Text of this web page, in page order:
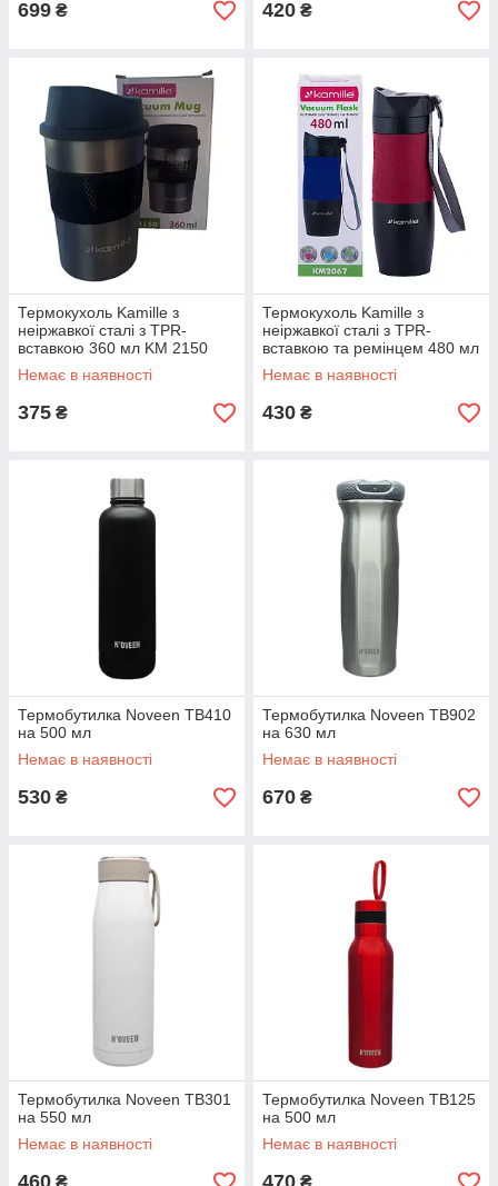
699 ₴ 420 ₴
Термокухоль Kamille з
неіржавкої сталі з TPR-
вставкою 360 мл KM 2150
Немає в наявності
375 ₴
Термокухоль Kamille з
неіржавкої сталі з TPR-
вставкою та ремінцем 480 мл
Немає в наявності
430 ₴
Термобутилка Noveen TB410
на 500 мл
Немає в наявності
530 ₴
Термобутилка Noveen TB902
на 630 мл
Немає в наявності
670 ₴
Термобутилка Noveen TB301
на 550 мл
Немає в наявності
460 ₴
Термобутилка Noveen TB125
на 500 мл
Немає в наявності
470 ₴